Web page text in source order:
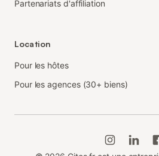
Partenariats d'affiliation
Location
Pour les hôtes
Pour les agences (30+ biens)